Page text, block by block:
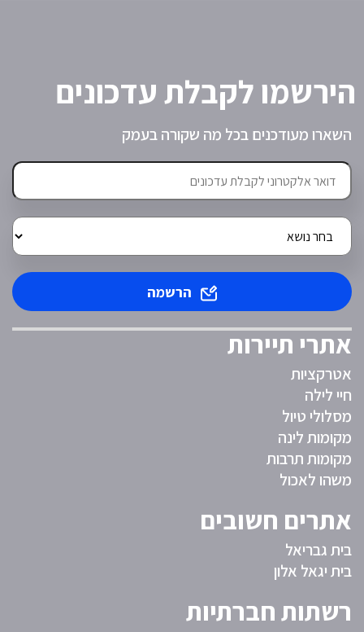
הירשמו לקבלת עדכונים
השארו מעודכנים בכל מה שקורה בעמק
הרשמה
אתרי תיירות
אטרקציות
חיי לילה
מסלולי טיול
מקומות לינה
מקומות תרבות
משהו לאכול
אתרים חשובים
בית גבריאל
בית יגאל אלון
רשתות חברתיות